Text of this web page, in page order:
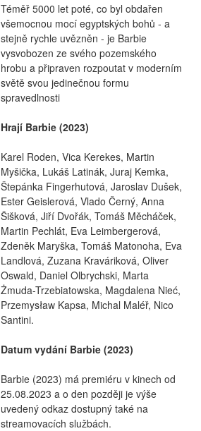
Téměř 5000 let poté, co byl obdařen
všemocnou mocí egyptských bohů - a
stejně rychle uvězněn - je Barbie
vysvobozen ze svého pozemského
hrobu a připraven rozpoutat v moderním
světě svou jedinečnou formu
spravedlnosti
Hrají Barbie (2023)
Karel Roden, Vica Kerekes, Martin
Myšička, Lukáš Latinák, Juraj Kemka,
Štepánka Fingerhutová, Jaroslav Dušek,
Ester Geislerová, Vlado Černý, Anna
Šišková, Jiří Dvořák, Tomáš Měcháček,
Martin Pechlát, Eva Leimbergerová,
Zdeněk Maryška, Tomáš Matonoha, Eva
Landlová, Zuzana Kraváriková, Oliver
Oswald, Daniel Olbrychski, Marta
Żmuda-Trzebiatowska, Magdalena Nieć,
Przemysław Kapsa, Michal Maléř, Nico
Santini.
Datum vydání Barbie (2023)
Barbie (2023) má premiéru v kinech od
25.08.2023 a o den později je výše
uvedený odkaz dostupný také na
streamovacích službách.